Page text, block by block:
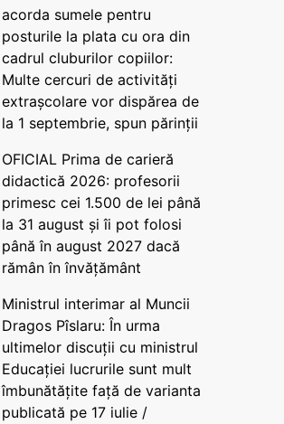
acorda sumele pentru
posturile la plata cu ora din
cadrul cluburilor copiilor:
Multe cercuri de activități
extrașcolare vor dispărea de
la 1 septembrie, spun părinții
OFICIAL Prima de carieră
didactică 2026: profesorii
primesc cei 1.500 de lei până
la 31 august și îi pot folosi
până în august 2027 dacă
rămân în învățământ
Ministrul interimar al Muncii
Dragos Pîslaru: În urma
ultimelor discuții cu ministrul
Educației lucrurile sunt mult
îmbunătățite față de varianta
publicată pe 17 iulie /